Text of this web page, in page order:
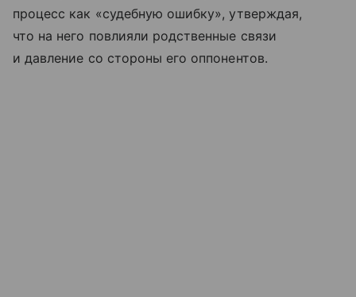
процесс как «судебную ошибку», утверждая,
что на него повлияли родственные связи
и давление со стороны его оппонентов.